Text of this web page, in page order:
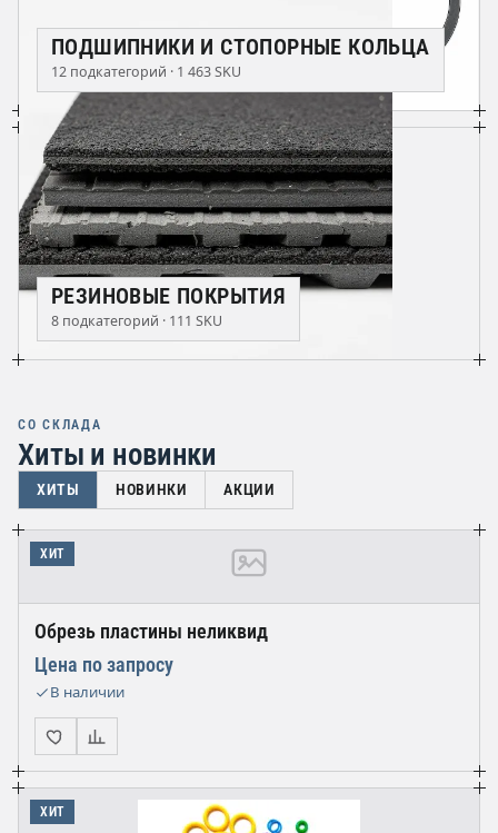
ПОДШИПНИКИ И СТОПОРНЫЕ КОЛЬЦА
12 подкатегорий · 1 463 SKU
РЕЗИНОВЫЕ ПОКРЫТИЯ
8 подкатегорий · 111 SKU
СО СКЛАДА
Хиты и новинки
ХИТЫ НОВИНКИ АКЦИИ
ХИТ
Обрезь пластины неликвид
Цена по запросу
В наличии
ХИТ